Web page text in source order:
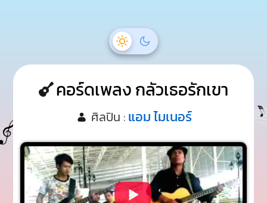
คอร์ดเพลง กลัวเธอรักเขา
ศิลปิน : แอม ไมเนอร์